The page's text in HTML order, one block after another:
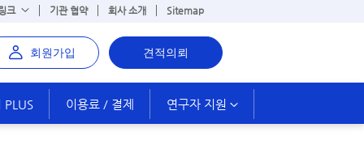
크 기관 협약 회사 소개 Sitemap
회원가입 견적의뢰
PLUS 이용료 / 결제 연구자 지원